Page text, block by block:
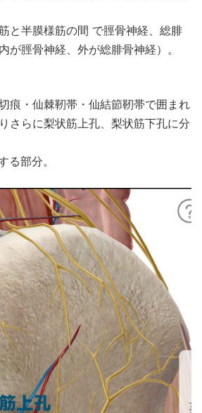
と半膜様筋の間 で脛骨神経、総腓
が脛骨神経、外が総腓骨神経）。
痕・仙棘靭帯・仙結節靭帯で囲まれ
さらに梨状筋上孔、梨状筋下孔に分
る部分。